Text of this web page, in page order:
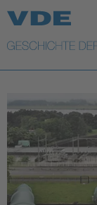
Top Themen
Weitere